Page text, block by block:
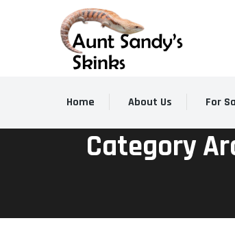
Home About Us For
Category